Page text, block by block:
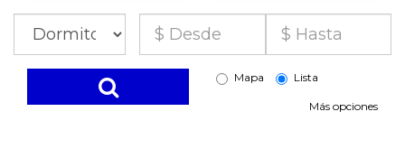
Mapa Lista
Más opciones